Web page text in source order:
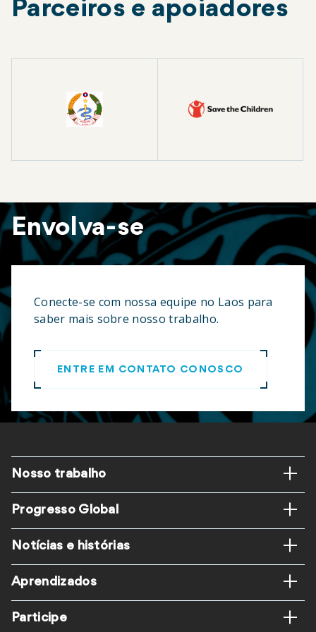
Parceiros e apoiadores
Envolva-se
Conecte-se com nossa equipe no Laos para
saber mais sobre nosso trabalho.
ENTRE EM CONTATO CONOSCO
Rodapé
Nosso trabalho
Progresso Global
Notícias e histórias
Aprendizados
Participe